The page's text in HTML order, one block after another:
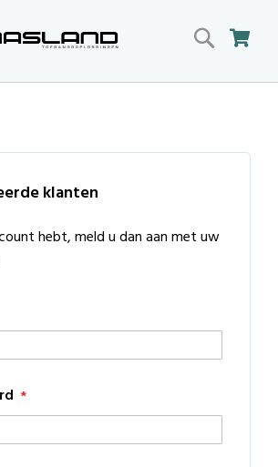
Search
klanten
hebt, meld u dan aan met uw